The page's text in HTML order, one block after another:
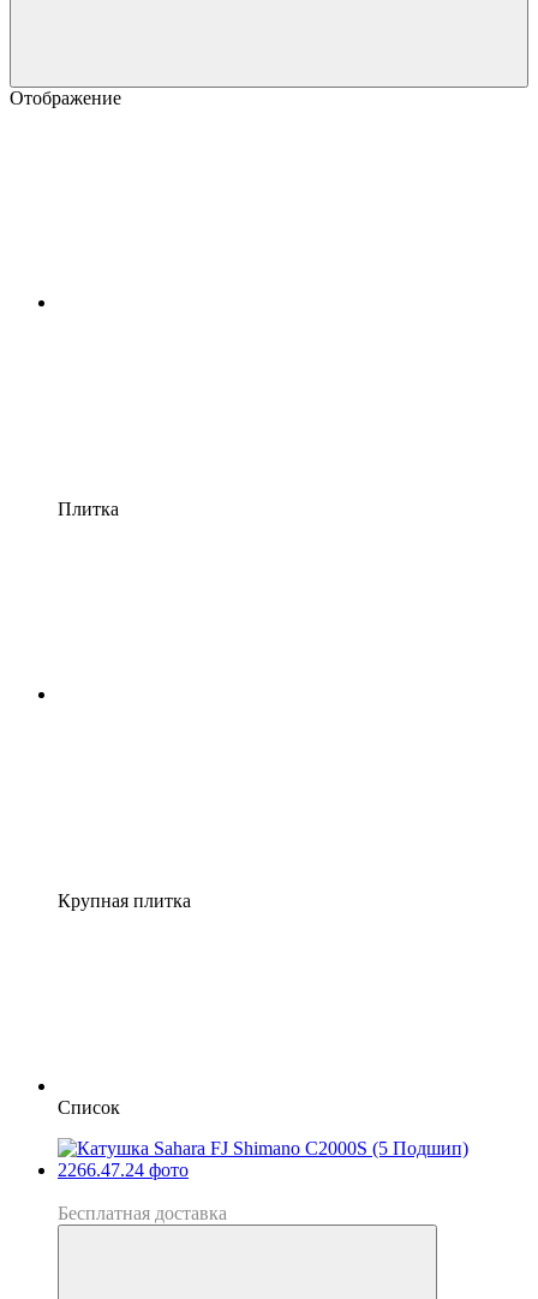
Отображение
Плитка
Крупная плитка
Список
Бесплатная доставка